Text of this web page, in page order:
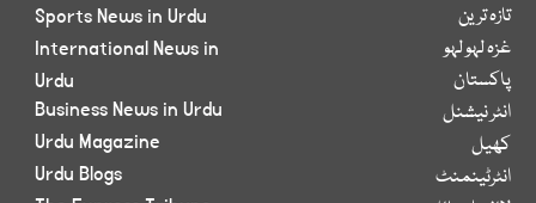
تازہ ترین
غزہ لہو لہو
پاکستان
انٹر نیشنل
کھیل
انٹرٹینمنٹ
Sports News in Urdu
International News in
Urdu
Business News in Urdu
Urdu Magazine
Urdu Blogs